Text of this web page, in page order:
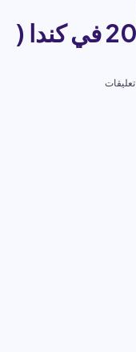
منحة جامعه تورنتو 2023 في كندا (